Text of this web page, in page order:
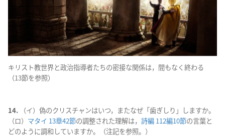
キリスト教世界と政治指導者たちの密接な関係は，間もなく終わる
（13節を参照）
14. （イ）偽のクリスチャンはいつ，またなぜ「歯ぎしり」しますか。
（ロ） マタイ 13章42節の調整された理解は， 詩編 112編10節の言葉と
どのように調和していますか。（注記を参照。）